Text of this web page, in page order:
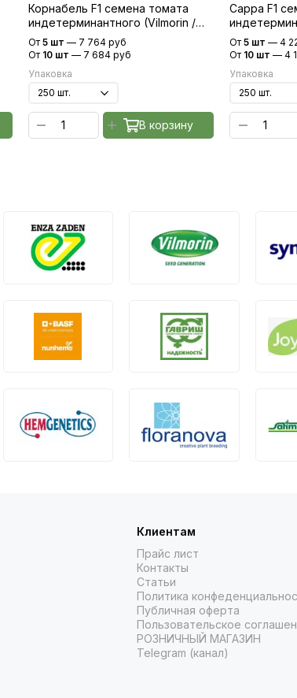
Корнабель F1 семена томата
индетерминантного (Vilmorin /
Вильморин)
От 5 шт — 7 764 руб
От 10 шт — 7 684 руб
Упаковка
В корзину
Сарра F1
Клос)
От5 шт —4
От 10 шт —4
Упаковка
Клиентам
Прайс лист
Контакты
Статьи
Политика
Публичная оферта
Пользовательское
РОЗНИЧНЫЙ МАГАЗИН
Telegram (канал)